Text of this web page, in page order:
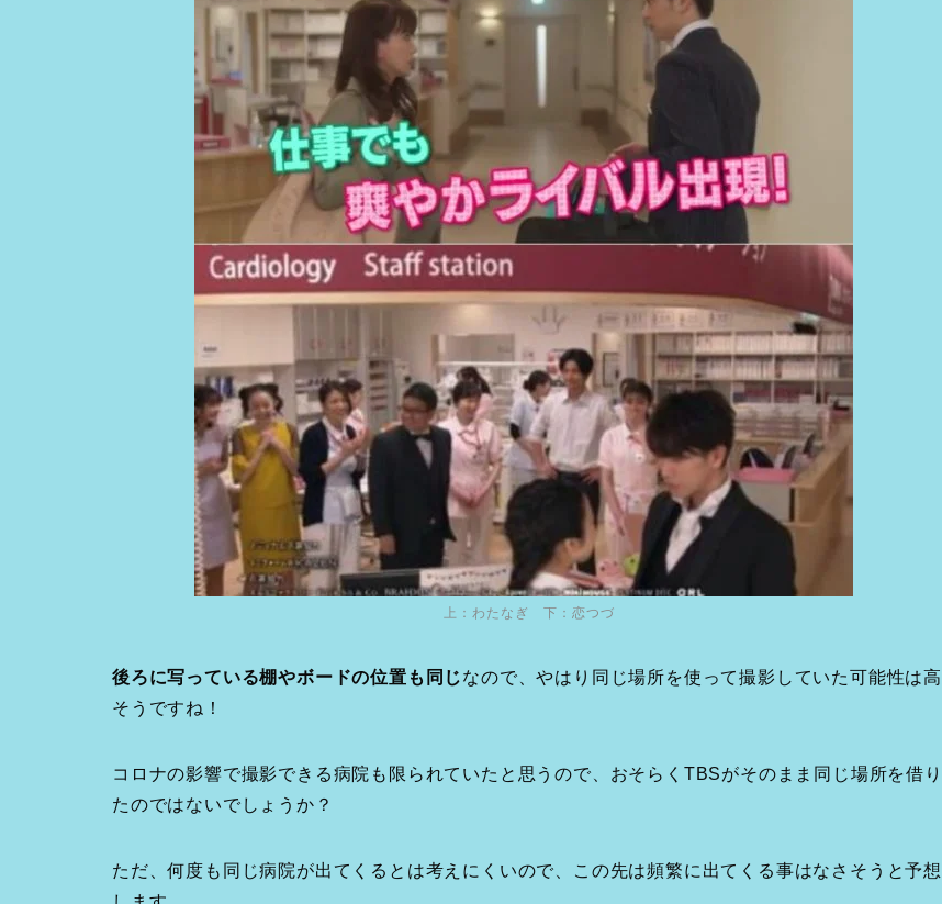
上：わたなぎ 下：恋つづ
後ろに写っている棚やボードの位置も同じなので、やはり同じ場所を使って撮影していた可能性は高
そうですね！
コロナの影響で撮影できる病院も限られていたと思うので、おそらくTBSがそのまま同じ場所を借り
たのではないでしょうか？
ただ、何度も同じ病院が出てくるとは考えにくいので、この先は頻繁に出てくる事はなさそうと予想